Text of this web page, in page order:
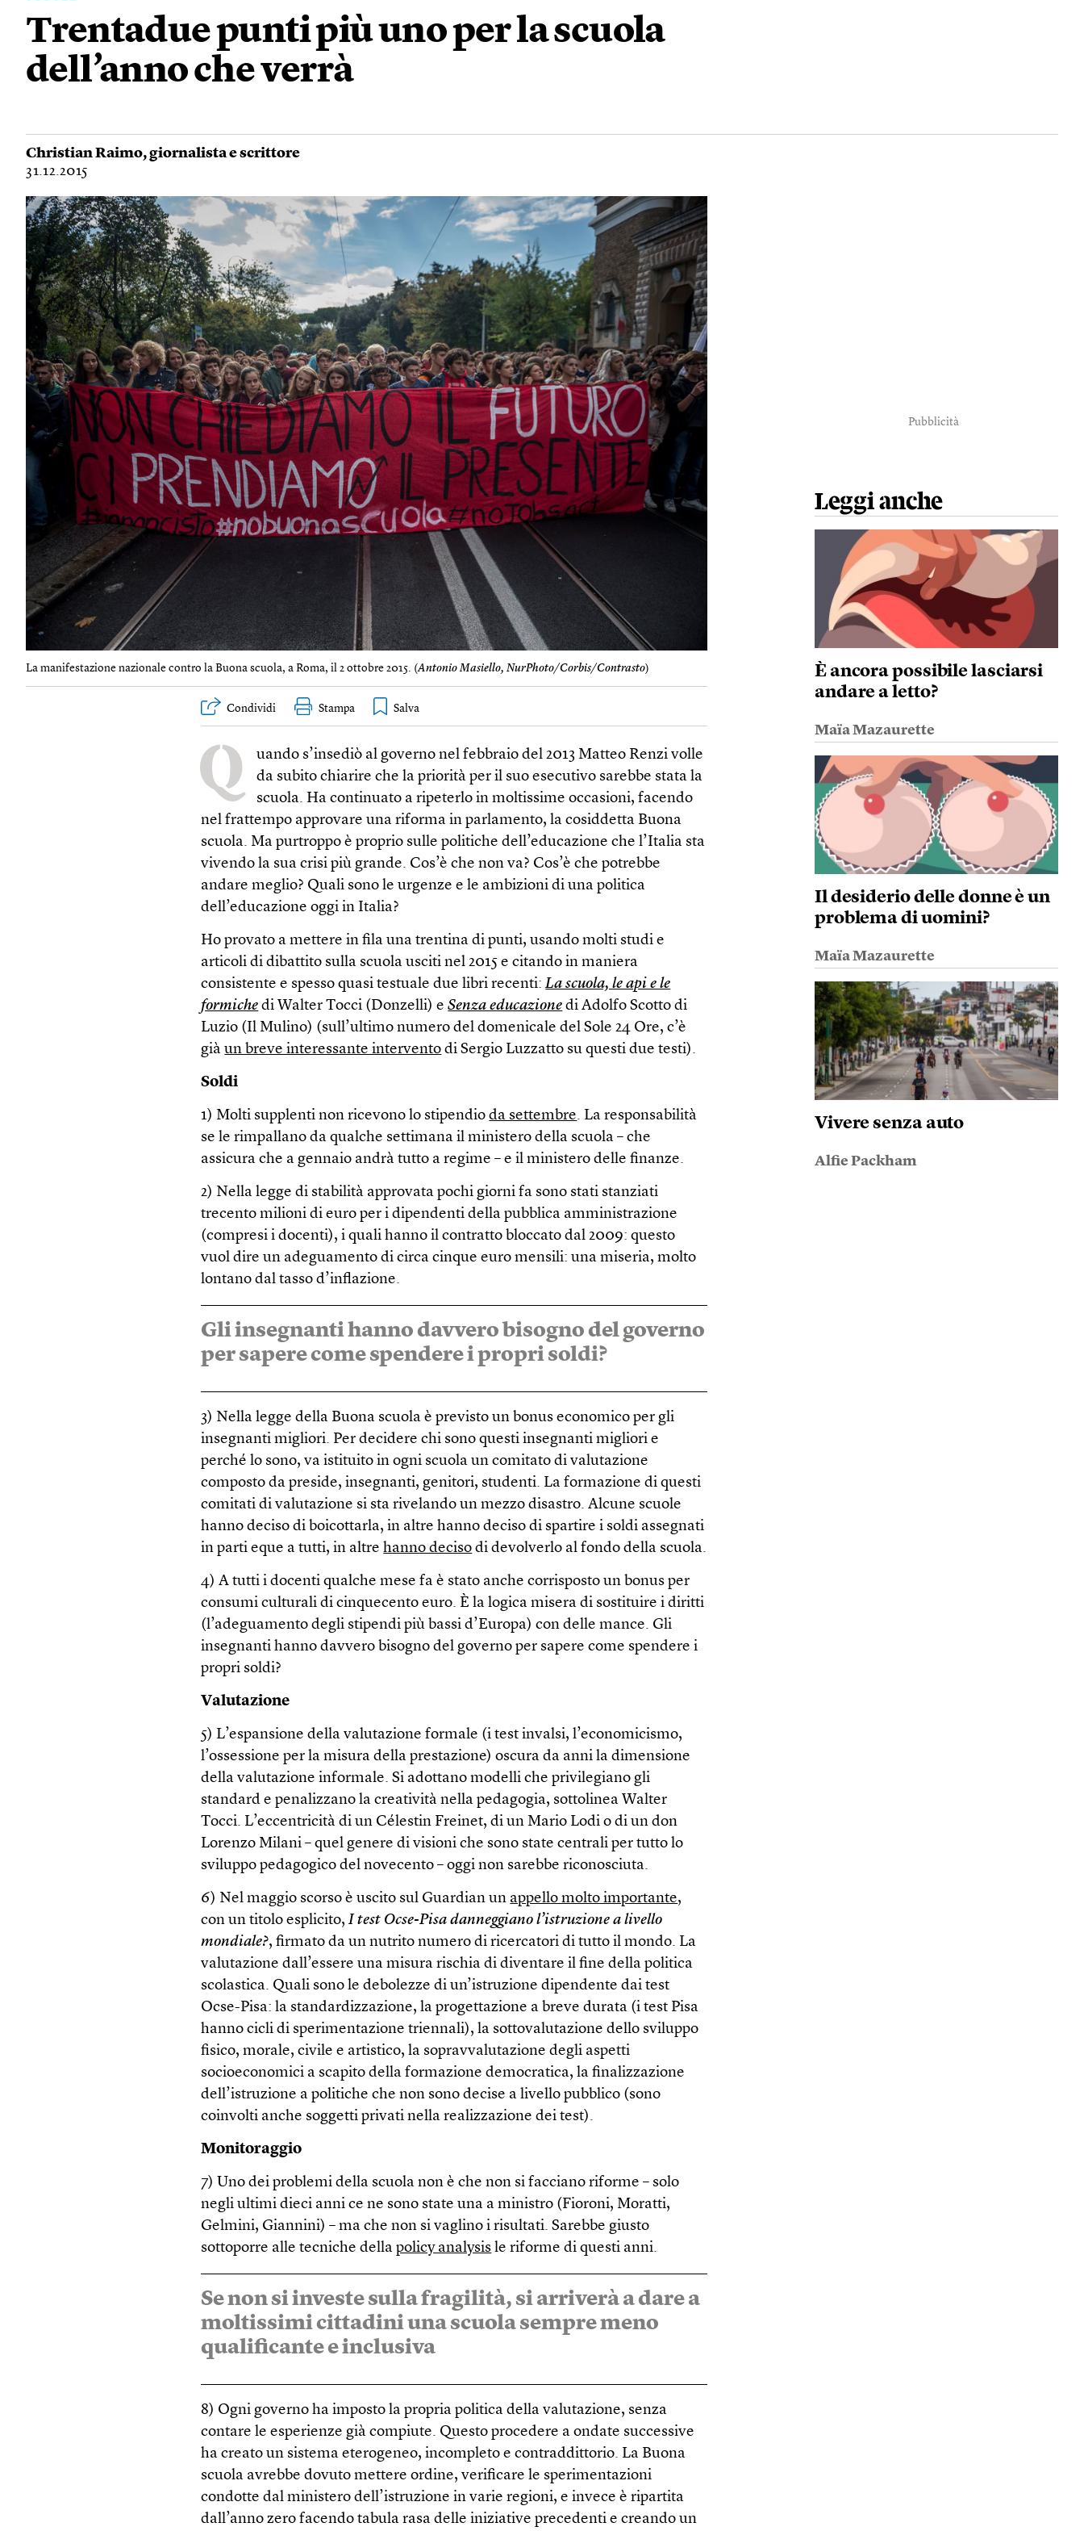
Trentadue punti più uno per la scuola
dell’anno che verrà
Christian Raimo, giornalista e scrittore
31.12.2015
La manifestazione nazionale contro la Buona scuola, a Roma, il 2 ottobre 2015. (Antonio Masiello, NurPhoto/Corbis/Contrasto)
Condividi Stampa
Q
uando s’insediò al governo nel febbraio del 2013 Matteo Renzi volle
da subito chiarire che la priorità per il suo esecutivo sarebbe stata la
scuola. Ha continuato a ripeterlo in moltissime occasioni, facendo
nel frattempo approvare una riforma in parlamento, la cosiddetta Buona
scuola. Ma purtroppo è proprio sulle politiche dell’educazione che l’Italia sta
vivendo la sua crisi più grande. Cos’è che non va? Cos’è che potrebbe
andare meglio? Quali sono le urgenze e le ambizioni di una politica
dell’educazione oggi in Italia?
Ho provato a mettere in fila una trentina di punti, usando molti studi e
articoli di dibattito sulla scuola usciti nel 2015 e citando in maniera
consistente e spesso quasi testuale due libri recenti:La scuola, le api e le
formiche di Walter Tocci (Donzelli) eSenza educazione di Adolfo Scotto di
Luzio (Il Mulino) (sull’ultimo numero del domenicale del Sole 24 Ore, c’è
giàun breve interessante intervento di Sergio Luzzatto su questi due testi).
Soldi
1) Molti supplenti non ricevono lo stipendioda settembre. La responsabilità
se le rimpallano da qualche settimana il ministero della scuola – che
assicura che a gennaio andrà tutto a regime – e il ministero delle finanze.
2) Nella legge di stabilità approvata pochi giorni fa sono stati stanziati
trecento milioni di euro per i dipendenti della pubblica amministrazione
(compresi i docenti), i quali hanno il contratto bloccato dal 2009: questo
vuol dire un adeguamento di circa cinque euro mensili: una miseria, molto
lontano dal tasso d’inflazione.
Gli insegnanti hanno davvero bisogno del governo
per sapere come spendere i propri soldi?
3) Nella legge della Buona scuola è previsto un bonus economico per gli
insegnanti migliori. Per decidere chi sono questi insegnanti migliori e
perché lo sono, va istituito in ogni scuola un comitato di valutazione
composto da preside, insegnanti, genitori, studenti. La formazione di questi
comitati di valutazione si sta rivelando un mezzo disastro. Alcune scuole
hanno deciso di boicottarla, in altre hanno deciso di spartire i soldi assegnati
in parti eque a tutti, in altrehanno deciso di devolverlo al fondo della scuola.
4) A tutti i docenti qualche mese fa è stato anche corrisposto un bonus per
consumi culturali di cinquecento euro. È la logica misera di sostituire i diritti
(l’adeguamento degli stipendi più bassi d’Europa) con delle mance. Gli
insegnanti hanno davvero bisogno del governo per sapere come spendere i
propri soldi?
Valutazione
5) L’espansione della valutazione formale (i test invalsi, l’economicismo,
l’ossessione per la misura della prestazione) oscura da anni la dimensione
della valutazione informale. Si adottano modelli che privilegiano gli
standard e penalizzano la creatività nella pedagogia, sottolinea Walter
Tocci. L’eccentricità di un Célestin Freinet, di un Mario Lodi o di un don
Lorenzo Milani – quel genere di visioni che sono state centrali per tutto lo
sviluppo pedagogico del novecento – oggi non sarebbe riconosciuta.
6) Nel maggio scorso è uscito sul Guardian un appello molto importante,
con un titolo esplicito,I test Ocse-Pisa danneggiano l’istruzione a livello
mondiale?, firmato da un nutrito numero di ricercatori di tutto il mondo. La
valutazione dall’essere una misura rischia di diventare il fine della politica
scolastica. Quali sono le debolezze di un’istruzione dipendente dai test
Ocse-Pisa: la standardizzazione, la progettazione a breve durata (i test Pisa
hanno cicli di sperimentazione triennali), la sottovalutazione dello sviluppo
fisico, morale, civile e artistico, la sopravvalutazione degli aspetti
socioeconomici a scapito della formazione democratica, la finalizzazione
dell’istruzione a politiche che non sono decise a livello pubblico (sono
coinvolti anche soggetti privati nella realizzazione dei test).
Monitoraggio
7) Uno dei problemi della scuola non è che non si facciano riforme – solo
negli ultimi dieci anni ce ne sono state una a ministro (Fioroni, Moratti,
Gelmini, Giannini) – ma che non si vaglino i risultati. Sarebbe giusto
sottoporre alle tecniche dellapolicy analysis le riforme di questi anni.
Se non si investe sulla fragilità, si arriverà a dare a
moltissimi cittadini una scuola sempre meno
qualificante e inclusiva
8) Ogni governo ha imposto la propria politica della valutazione, senza
contare le esperienze già compiute. Questo procedere a ondate successive
ha creato un sistema eterogeneo, incompleto e contraddittorio. La Buona
scuola avrebbe dovuto mettere ordine, verificare le sperimentazioni
condotte dal ministero dell’istruzione in varie regioni, e invece è ripartita
dall’anno zero facendo tabula rasa delle iniziative precedenti e creando un
Pubblicità
Leggi anche
È ancora possibile lasciarsi
andare a letto?
Maïa Mazaurette
Il desiderio delle donne è un
problema di uomini?
Maïa Mazaurette
Vivere senza auto
Alfie Packham